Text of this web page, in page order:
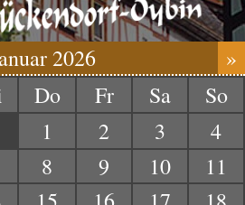
2026
»
Do Fr Sa
So
1 2 3
4
8 9 10
11